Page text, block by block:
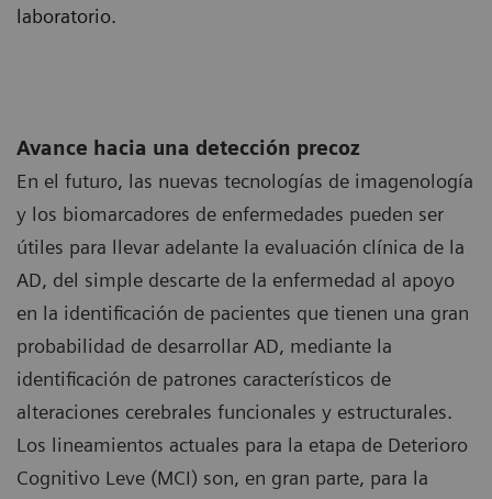
laboratorio.
Avance hacia una detección precoz
En el futuro, las nuevas tecnologías de imagenología
y los biomarcadores de enfermedades pueden ser
útiles para llevar adelante la evaluación clínica de la
AD, del simple descarte de la enfermedad al apoyo
en la identificación de pacientes que tienen una gran
probabilidad de desarrollar AD, mediante la
identificación de patrones característicos de
alteraciones cerebrales funcionales y estructurales.
Los lineamientos actuales para la etapa de Deterioro
Cognitivo Leve (MCI) son, en gran parte, para la